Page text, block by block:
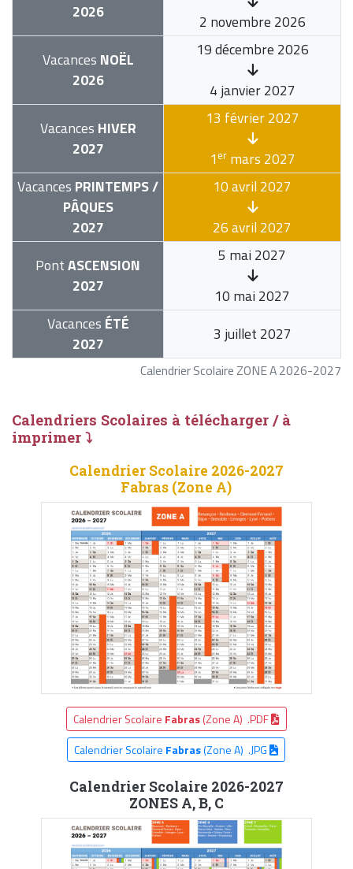
Calendrier Scolaire ZONE A 2026-2027
2026
2 novembre 2026
Vacances NOËL
2026
19 décembre 2026
4 janvier 2027
Vacances HIVER
2027
13 février 2027
1ermars 2027
Vacances PRINTEMPS /
PÂQUES
2027
10 avril 2027
26 avril 2027
PontASCENSION
2027
5 mai 2027
10 mai 2027
Vacances ÉTÉ
2027
3 juillet 2027
Calendriers Scolaires à télécharger / à
imprimer ⤵
Calendrier Scolaire 2026-2027
Fabras (Zone A)
Calendrier Scolaire Fabras(Zone A) .PDF
Calendrier Scolaire Fabras(Zone A) .JPG
Calendrier Scolaire 2026-2027
ZONES A, B, C